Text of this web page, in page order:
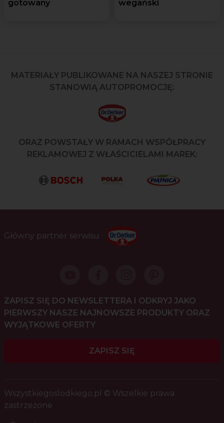
gotowany
wegański
MATERIAŁY PUBLIKOWANE NA NASZEJ STRONIE
STANOWIĄ AUTOPROMOCJĘ:
ORAZ POWSTAŁY W RAMACH WSPÓŁPRACY
REKLAMOWEJ Z WŁAŚCICIELAMI MAREK:
Główny partner serwisu
ZAPISZ SIĘ DO NEWSLETTERA I ODKRYJ JAKO
PIERWSZY NASZE NAJNOWSZE PRODUKTY ORAZ
WYJĄTKOWE OFERTY
ZAPISZ SIĘ
Wszystkiegoslodkiego.pl © Wszelkie prawa
zastrzeżone